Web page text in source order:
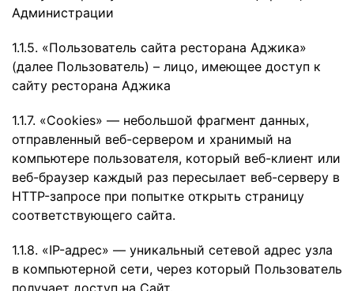
Администрации
1.1.5. «Пользователь сайта ресторана Аджика»
(далее Пользователь) – лицо, имеющее доступ к
сайту ресторана Аджика
1.1.7. «Cookies» — небольшой фрагмент данных,
отправленный веб-сервером и хранимый на
компьютере пользователя, который веб-клиент или
веб-браузер каждый раз пересылает веб-серверу в
HTTP-запросе при попытке открыть страницу
соответствующего сайта.
1.1.8. «IP-адрес» — уникальный сетевой адрес узла
в компьютерной сети, через который Пользователь